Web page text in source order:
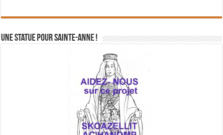
Une statue pour Sainte-Anne !